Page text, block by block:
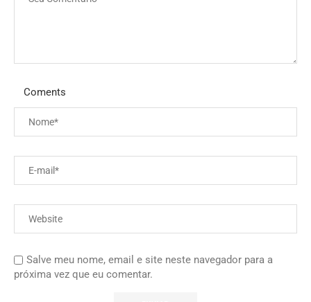
Coments
Salve meu nome, email e site neste navegador para a
próxima vez que eu comentar.